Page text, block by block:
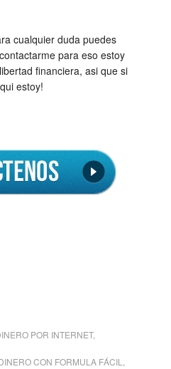
cualquier duda puedes
para eso estoy
financiera, asi que si
estoy!
POR INTERNET,
CON FORMULA FÁCIL